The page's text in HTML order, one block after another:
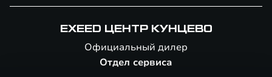
EXEED ЦЕНТР КУНЦЕВО
Официальный дилер
Отдел сервиса